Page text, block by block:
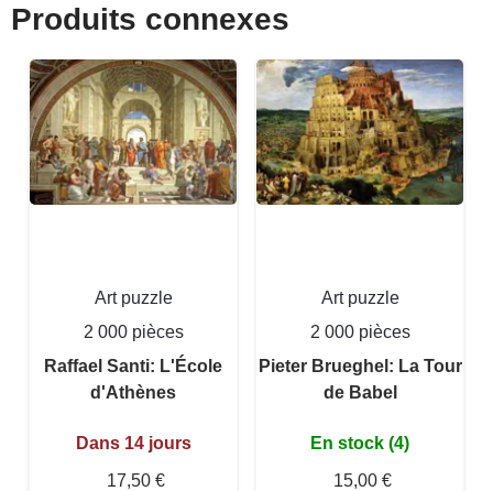
Produits connexes
Art puzzle
2 000 pièces
Raffael Santi: L'École
d'Athènes
Dans 14 jours
17,50 €
Art puzzle
2 000 pièces
Pieter Brueghel: La Tour
de Babel
En stock (4)
15,00 €